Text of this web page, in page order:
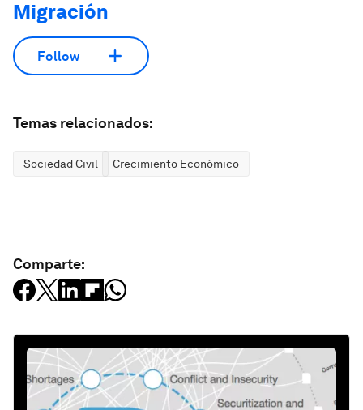
Migración
Follow
Temas relacionados:
Sociedad Civil Crecimiento Económico
Comparte: